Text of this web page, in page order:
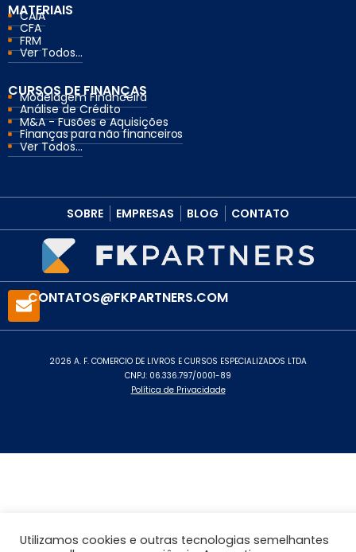
MATERIAIS
CAIA
CFA
FRM
Ver Todos...
CURSOS DE FINANÇAS
Modelagem Financeira
Análise de Crédito
M&A - Fusões e Aquisições
Finanças para não financeiros
Ver Todos...
SOBRE EMPRESAS BLOG CONTATO
CONTATOS@FKPARTNERS.COM
2026 A. F. COMERCIO DE LIVROS E CURSOS ESPECIALIZADOS LTDA
CNPJ: 06.336.797/0001-89
Política de Privacidade
Utilizamos cookies e outras tecnologias semelhantes